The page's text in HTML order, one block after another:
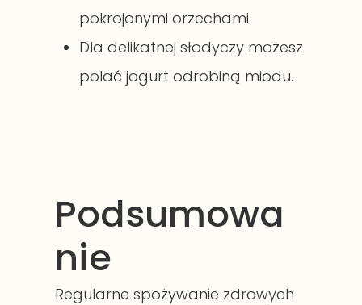
pokrojonymi orzechami.
Dla delikatnej słodyczy możesz
polać jogurt odrobiną miodu.
Podsumowa
nie
Regularne spożywanie zdrowych